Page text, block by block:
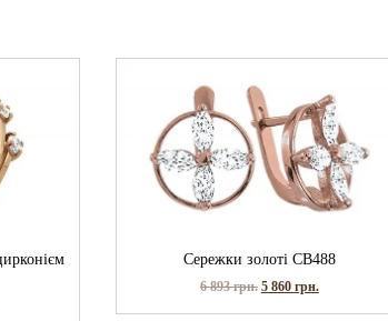
Сережки золоті СВ488
6 893грн. 5 860 грн.